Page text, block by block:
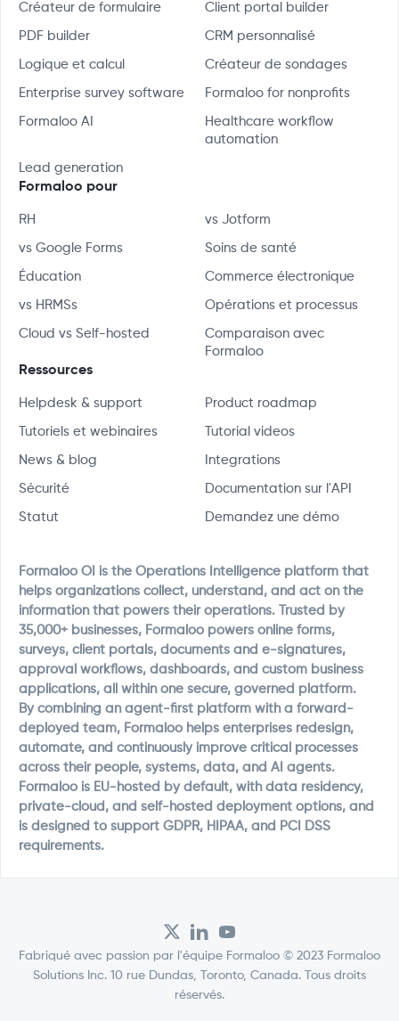
Créateur de formulaire Client portal builder
PDF builder CRM personnalisé
Logique et calcul Créateur de sondages
Enterprise survey software Formaloo for nonprofits
Formaloo AI
Healthcare workflow
automation
Lead generation
Formaloo pour
RH vs Jotform
vs Google Forms Soins de santé
Éducation Commerce électronique
vs HRMSs Opérations et processus
Cloud vs Self-hosted
Comparaison avec
Formaloo
Ressources
Helpdesk & support Product roadmap
Tutoriels et webinaires Tutorial videos
News & blog Integrations
Sécurité Documentation sur l'API
Statut Demandez une démo
Formaloo OI is the Operations Intelligence platform that
helps organizations collect, understand, and act on the
information that powers their operations. Trusted by
35,000+ businesses, Formaloo powers online forms,
surveys, client portals, documents and e-signatures,
approval workflows, dashboards, and custom business
applications, all within one secure, governed platform.
By combining an agent-first platform with a forward-
deployed team, Formaloo helps enterprises redesign,
automate, and continuously improve critical processes
across their people, systems, data, and AI agents.
Formaloo is EU-hosted by default, with data residency,
private-cloud, and self-hosted deployment options, and
is designed to support GDPR, HIPAA, and PCI DSS
requirements.
Fabriqué avec passion par l'équipe Formaloo © 2023 Formaloo
Solutions Inc. 10 rue Dundas, Toronto, Canada. Tous droits
réservés.